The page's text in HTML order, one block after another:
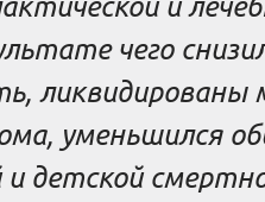
чего
ликвидированы
уменьшился
и детской